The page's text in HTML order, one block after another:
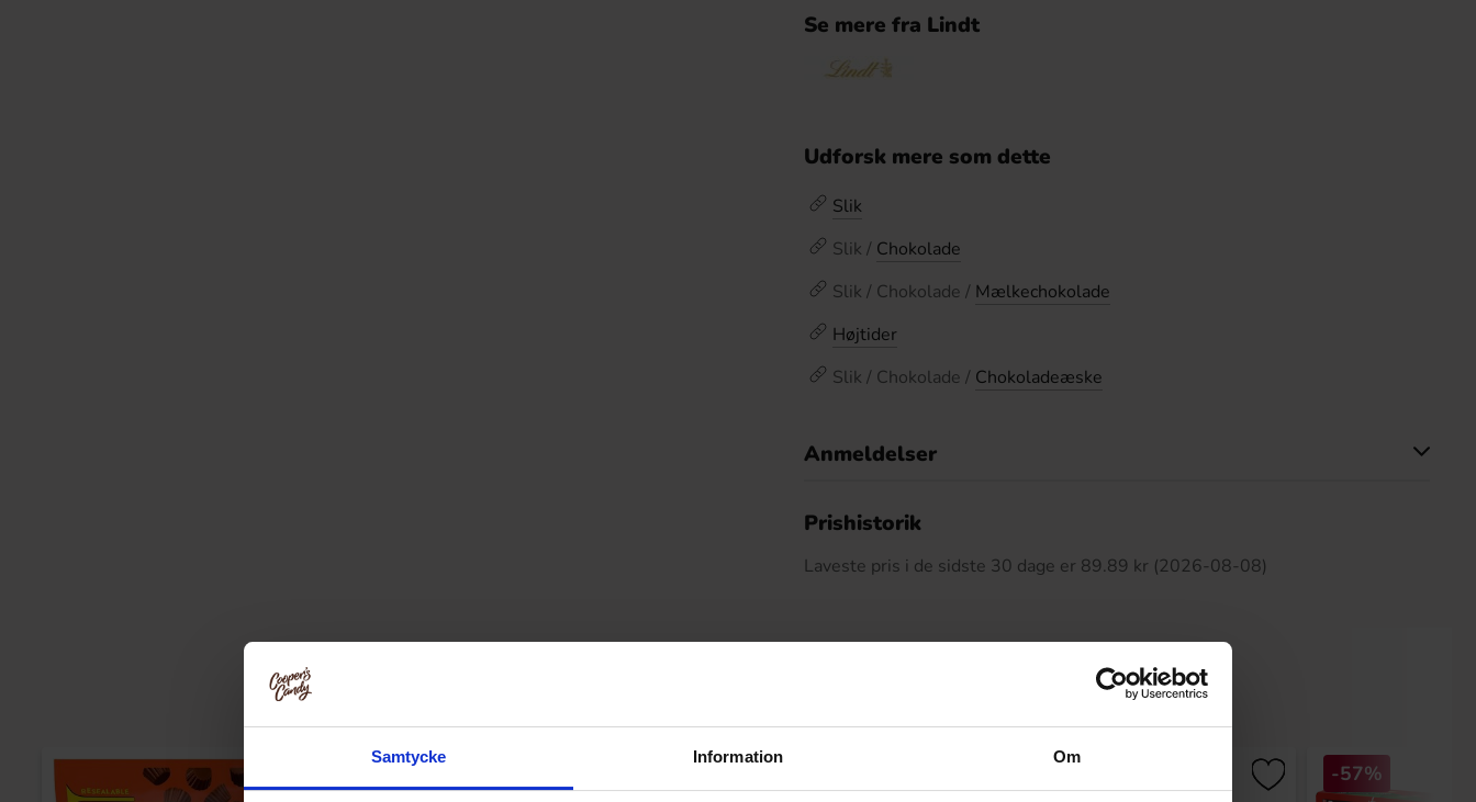
Samtycke Information Om
Se mere fra Lindt
Udforsk mere som dette
Slik
Slik / Chokolade
Slik / Chokolade / Mælkechokolade
Højtider
Slik / Chokolade / Chokoladeæske
Anmeldelser
Prishistorik
Laveste pris i de sidste 30 dage er 89.89 kr (2026-08-08)
-57%